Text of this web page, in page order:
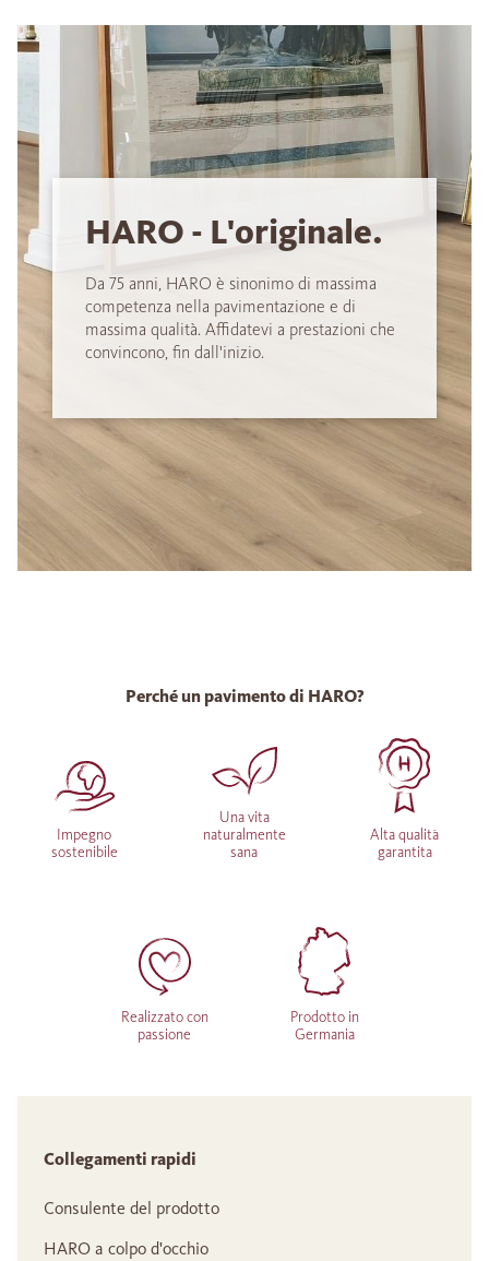
HARO - L'originale.
Da 75 anni, HARO è sinonimo di massima
competenza nella pavimentazione e di
massima qualità. Affidatevi a prestazioni che
convincono, fin dall'inizio.
Perché un pavimento di HARO?
Impegno
sostenibile
Una vita
naturalmente
sana
Alta qualità
garantita
Realizzato con
passione
Prodotto in
Germania
Collegamenti rapidi
Consulente del prodotto
HARO a colpo d'occhio